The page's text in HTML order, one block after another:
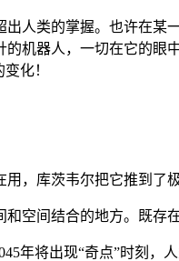
人类的掌握。也许在
机器人，一切在它的
化！
，库茨韦尔把它推到了极
空间结合的地方。既存
年将出现“奇点”时刻，